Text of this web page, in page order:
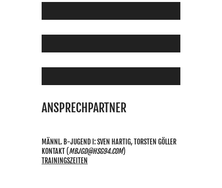
ANSPRECHPARTNER
MÄNNL. B-JUGEND I: SVEN HARTIG, TORSTEN GÖLLER
KONTAKT(MBJGD@HSG94.COM)
TRAININGSZEITEN